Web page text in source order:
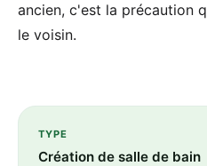
ancien, c'est la précaution
le voisin.
TYPE
Création de salle de bain